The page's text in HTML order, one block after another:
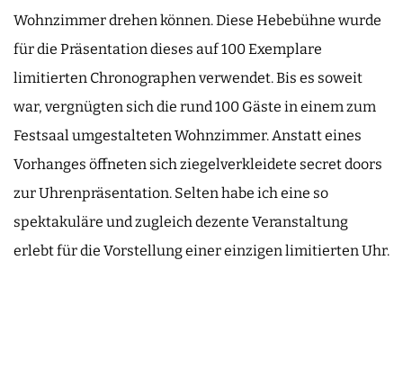
Wohnzimmer drehen können. Diese Hebebühne wurde
für die Präsentation dieses auf 100 Exemplare
limitierten Chronographen verwendet. Bis es soweit
war, vergnügten sich die rund 100 Gäste in einem zum
Festsaal umgestalteten Wohnzimmer. Anstatt eines
Vorhanges öffneten sich ziegelverkleidete secret doors
zur Uhrenpräsentation. Selten habe ich eine so
spektakuläre und zugleich dezente Veranstaltung
erlebt für die Vorstellung einer einzigen limitierten Uhr.